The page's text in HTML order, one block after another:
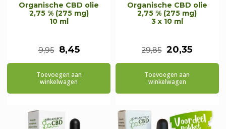
Organische CBD olie
2,75 % (275 mg)
10 ml
9,95
Oorspronkelijke
prijs
was:
8,45Huidige
prijs
Toevoegen aan
winkelwagen
Organische CBD olie
2,75 % (275 mg)
3 x 10 ml
29,85
prijs
was:
20,35
prijs
Toevoegen aan
winkelwagen